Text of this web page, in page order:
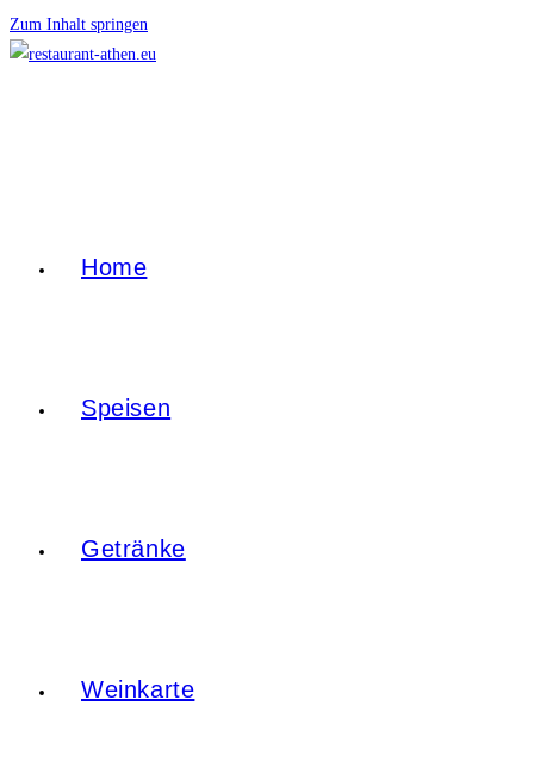
Zum Inhalt springen
Home
Speisen
Getränke
Weinkarte